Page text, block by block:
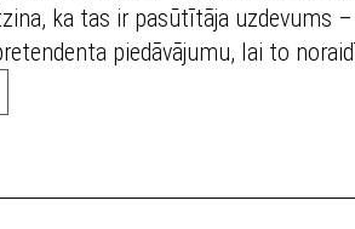
ka tas ir pasūtītāja uzdevums
piedāvājumu, lai to